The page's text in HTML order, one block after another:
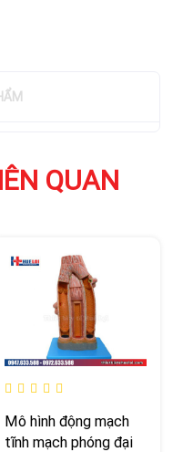
QUAN
Mô hình động mạch
tĩnh mạch phóng đại